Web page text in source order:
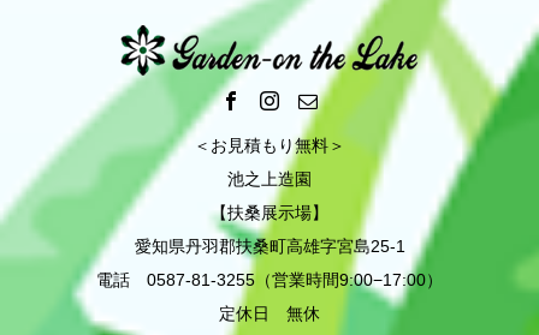
＜お見積もり無料＞
池之上造園
【扶桑展示場】
愛知県丹羽郡扶桑町高雄字宮島25-1
電話 0587-81-3255（営業時間9:00−17:00）
定休日 無休